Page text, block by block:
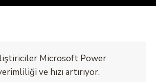
Microsoft Power
ve hızı artırıyor.